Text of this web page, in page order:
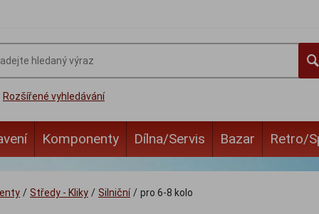
Rozšířené vyhledávání
Komponenty Dílna/Servis Bazar Retro/
/ Středy - Kliky / Silniční / pro 6-8 kolo